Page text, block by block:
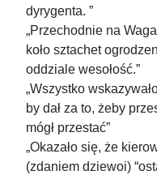
dyrygenta. ”
„Przechodnie na
koło sztachet
oddziale wesołość.”
„Wszystko
by dał za to, żeby
mógł przestać”
„Okazało się, że
(zdaniem dziewoi)